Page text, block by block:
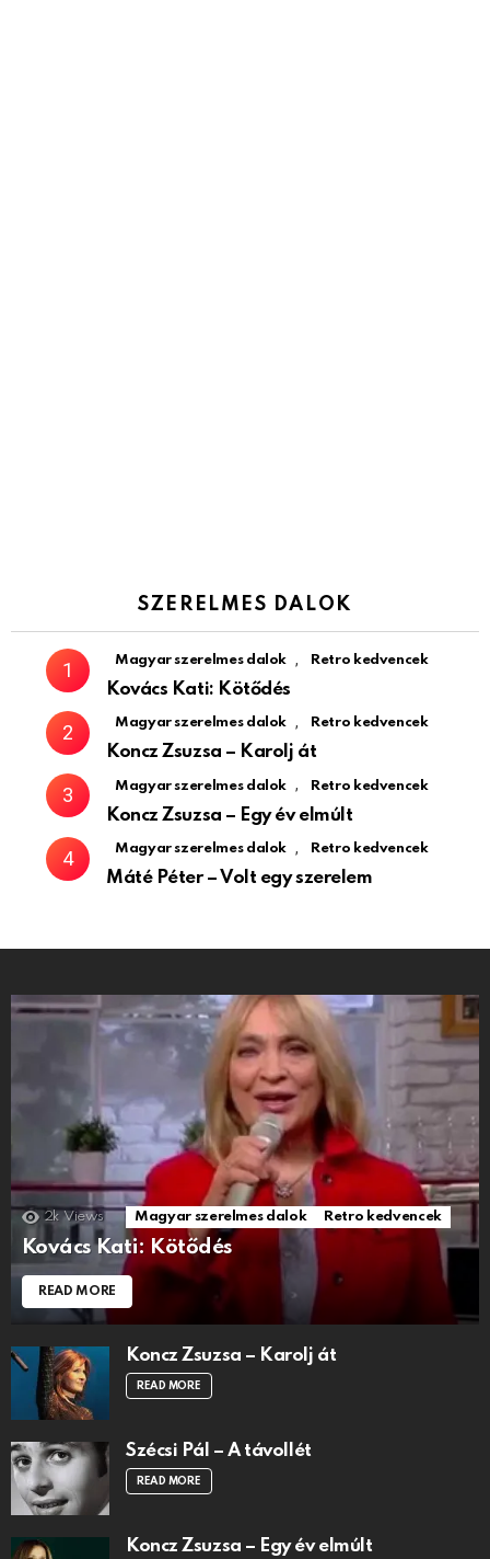
SZERELMES DALOK
Magyar szerelmes dalok , Retro kedvencek
Kovács Kati: Kötődés
Magyar szerelmes dalok , Retro kedvencek
Koncz Zsuzsa – Karolj át
Magyar szerelmes dalok , Retro kedvencek
Koncz Zsuzsa – Egy év elmúlt
Magyar szerelmes dalok , Retro kedvencek
Máté Péter – Volt egy szerelem
2k Views Magyar szerelmes dalok Retro kedvencek
Kovács Kati: Kötődés
READ MORE
Koncz Zsuzsa – Karolj át
READ MORE
Szécsi Pál – A távollét
READ MORE
Koncz Zsuzsa – Egy év elmúlt